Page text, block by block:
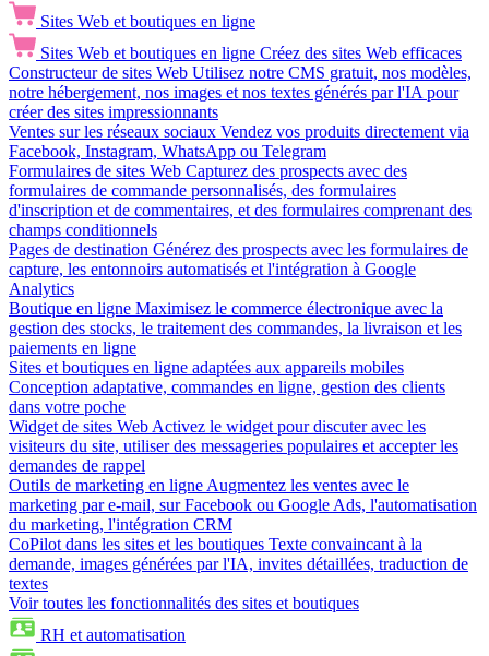
Sites Web et boutiques en ligne
Sites Web et boutiques en ligne Créez des sites Web efficaces
Constructeur de sites Web Utilisez notre CMS gratuit, nos modèles,
notre hébergement, nos images et nos textes générés par l'IA pour
créer des sites impressionnants
Ventes sur les réseaux sociaux Vendez vos produits directement via
Facebook, Instagram, WhatsApp ou Telegram
Formulaires de sites Web Capturez des prospects avec des
formulaires de commande personnalisés, des formulaires
d'inscription et de commentaires, et des formulaires comprenant des
champs conditionnels
Pages de destination Générez des prospects avec les formulaires de
capture, les entonnoirs automatisés et l'intégration à Google
Analytics
Boutique en ligne Maximisez le commerce électronique avec la
gestion des stocks, le traitement des commandes, la livraison et les
paiements en ligne
Sites et boutiques en ligne adaptées aux appareils mobiles
Conception adaptative, commandes en ligne, gestion des clients
dans votre poche
Widget de sites Web Activez le widget pour discuter avec les
visiteurs du site, utiliser des messageries populaires et accepter les
demandes de rappel
Outils de marketing en ligne Augmentez les ventes avec le
marketing par e-mail, sur Facebook ou Google Ads, l'automatisation
du marketing, l'intégration CRM
CoPilot dans les sites et les boutiques Texte convaincant à la
demande, images générées par l'IA, invites détaillées, traduction de
textes
Voir toutes les fonctionnalités des sites et boutiques
RH et automatisation